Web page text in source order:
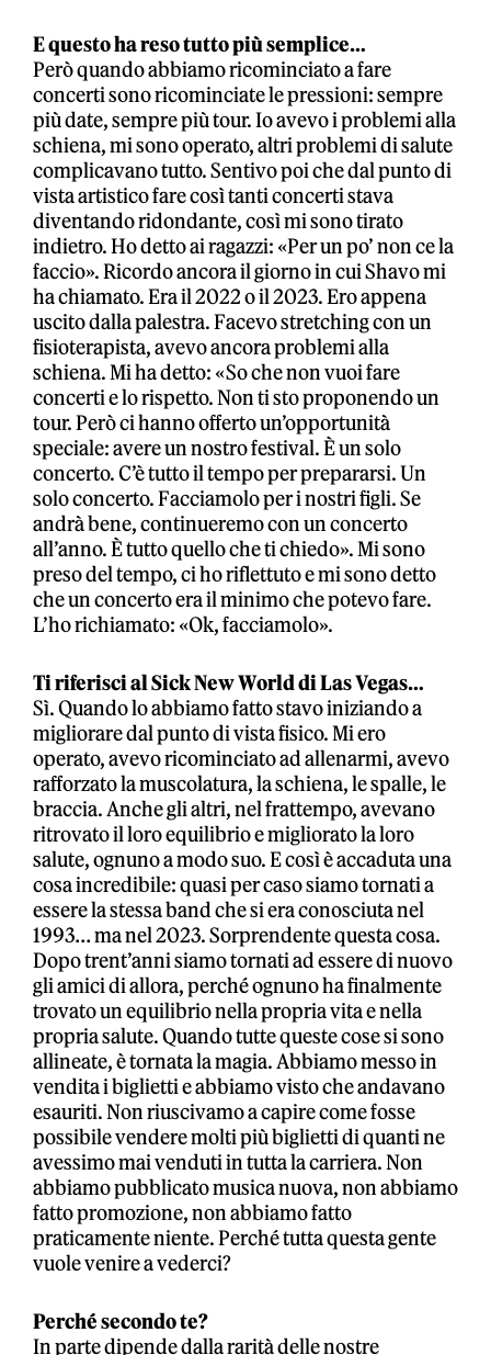
E questo ha reso tutto più semplice…
Però quando abbiamo ricominciato a fare
concerti sono ricominciate le pressioni: sempre
più date, sempre più tour. Io avevo i problemi alla
schiena, mi sono operato, altri problemi di salute
complicavano tutto. Sentivo poi che dal punto di
vista artistico fare così tanti concerti stava
diventando ridondante, così mi sono tirato
indietro. Ho detto ai ragazzi: «Per un po’ non ce la
faccio». Ricordo ancora il giorno in cui Shavo mi
ha chiamato. Era il 2022 o il 2023. Ero appena
uscito dalla palestra. Facevo stretching con un
fisioterapista, avevo ancora problemi alla
schiena. Mi ha detto: «So che non vuoi fare
concerti e lo rispetto. Non ti sto proponendo un
tour. Però ci hanno offerto un’opportunità
speciale: avere un nostro festival. È un solo
concerto. C’è tutto il tempo per prepararsi. Un
solo concerto. Facciamolo per i nostri figli. Se
andrà bene, continueremo con un concerto
all’anno. È tutto quello che ti chiedo». Mi sono
preso del tempo, ci ho riflettuto e mi sono detto
che un concerto era il minimo che potevo fare.
L’ho richiamato: «Ok, facciamolo».
Ti riferisci al Sick New World di Las Vegas…
Sì. Quando lo abbiamo fatto stavo iniziando a
migliorare dal punto di vista fisico. Mi ero
operato, avevo ricominciato ad allenarmi, avevo
rafforzato la muscolatura, la schiena, le spalle, le
braccia. Anche gli altri, nel frattempo, avevano
ritrovato il loro equilibrio e migliorato la loro
salute, ognuno a modo suo. E così è accaduta una
cosa incredibile: quasi per caso siamo tornati a
essere la stessa band che si era conosciuta nel
1993… ma nel 2023. Sorprendente questa cosa.
Dopo trent’anni siamo tornati ad essere di nuovo
gli amici di allora, perché ognuno ha finalmente
trovato un equilibrio nella propria vita e nella
propria salute. Quando tutte queste cose si sono
allineate, è tornata la magia. Abbiamo messo in
vendita i biglietti e abbiamo visto che andavano
esauriti. Non riuscivamo a capire come fosse
possibile vendere molti più biglietti di quanti ne
avessimo mai venduti in tutta la carriera. Non
abbiamo pubblicato musica nuova, non abbiamo
fatto promozione, non abbiamo fatto
praticamente niente. Perché tutta questa gente
vuole venire a vederci?
Perché secondo te?
In parte dipende dalla rarità delle nostre